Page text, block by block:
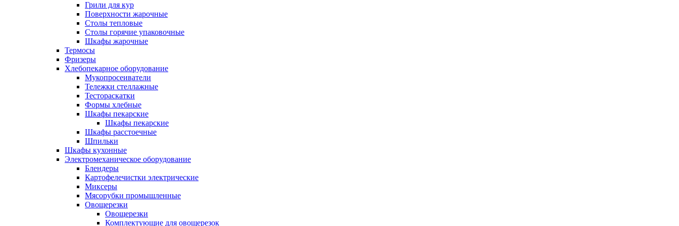
Грили для кур
Поверхности жарочные
Столы тепловые
Столы горячие упаковочные
Шкафы жарочные
Термосы
Фризеры
Хлебопекарное оборудование
Мукопросеиватели
Тележки стеллажные
Тестораскатки
Формы хлебные
Шкафы пекарские
Шкафы пекарские
Шкафы расстоечные
Шпильки
Шкафы кухонные
Электромеханическое оборудование
Блендеры
Картофелечистки электрические
Миксеры
Мясорубки промышленные
Овощерезки
Овощерезки
Комплектующие для овощерезок